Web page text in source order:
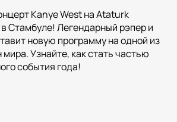
Kanye West на Ataturk
Стамбуле! Легендарный рэпер и
новую программу на одной из
Узнайте, как стать частью
события года!